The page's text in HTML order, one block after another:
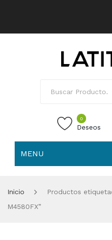
0
Deseos
MENU
Inicio
Productos
M4580FX”